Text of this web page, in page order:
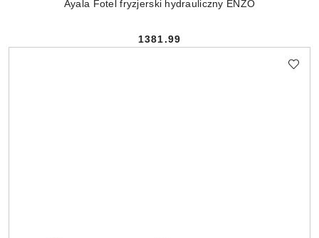
Ayala Fotel fryzjerski hydrauliczny ENZO
Cena:
1381.99